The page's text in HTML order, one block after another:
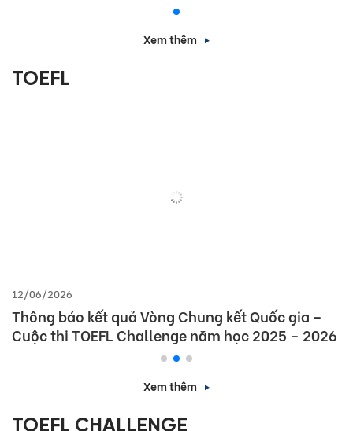
Xem thêm
TOEFL
12/06/2026
Thông báo kết quả Vòng Chung kết Quốc gia –
Cuộc thi TOEFL Challenge năm học 2025 – 2026
Xem thêm
TOEFL CHALLENGE